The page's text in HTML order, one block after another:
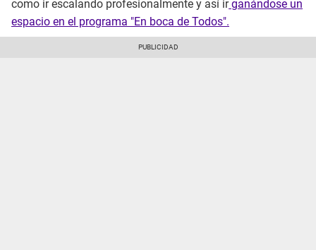
como ir escalando profesionalmente y así irganándose un
espacio en el programa "En boca de Todos".